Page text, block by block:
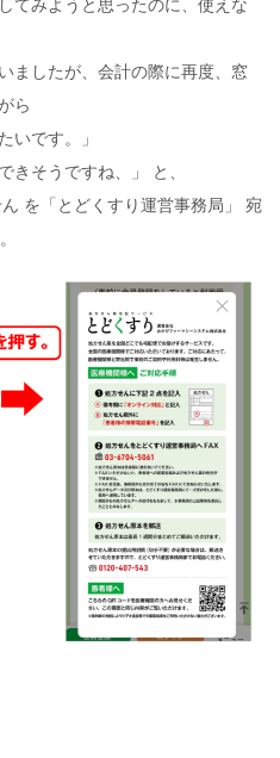
てみようと思ったのに、使えな
ましたが、会計の際に再度、窓
ら
いです。」
きそうですね、」 と、
を「とどくすり運営事務局」 宛